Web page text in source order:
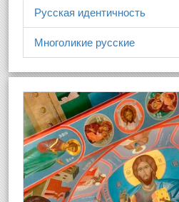
Русская идентичность
Многоликие русские